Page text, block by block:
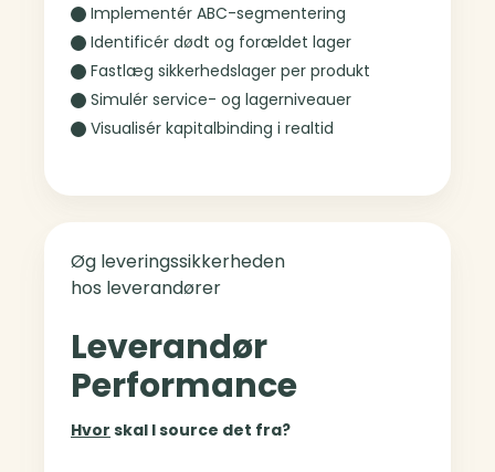
Implementér ABC-segmentering
Identificér dødt og forældet lager
Fastlæg sikkerhedslager per produkt
Simulér service- og lagerniveauer
Visualisér kapitalbinding i realtid
Øg leveringssikkerheden
hos leverandører
Leverandør
Performance
Hvor skal I source det fra?